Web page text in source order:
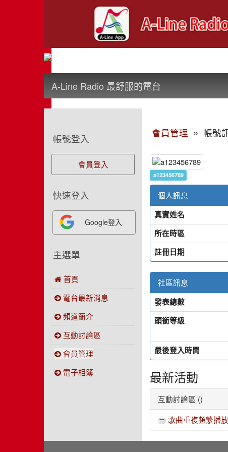
A-Line Radio 最舒服的電台
會員管理 » 帳號
a123456789
個人訊息
真實姓名
所在時區
註冊日期
社區訊息
發表總數
頭銜等級
最後登入時間
最新活動
互動討論區 ()
歌曲重複頻繁播放
帳號登入
會員登入
快速登入
Google登入
主選單
首頁
電台最新消息
頻道簡介
互動討論區
會員管理
電子相簿